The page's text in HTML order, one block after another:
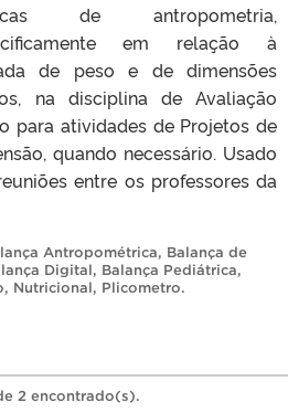
de antropometria,
em relação à
de peso e de dimensões
na disciplina de Avaliação
para atividades de Projetos de
quando necessário. Usado
entre os professores da
Antropométrica, Balança de
Digital, Balança Pediátrica,
, Nutricional, Plicometro.
2 encontrado(s).